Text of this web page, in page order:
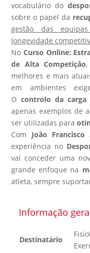
vocabulário do
sobre o papel da
gestão das
longevidade
NoCurso Online:
de Alta Competição,
melhores e mais
em ambientes
Ocontrolo da carga
apenas exemplos de
ser utilizadas para
Com João Francisco
experiência no
vai conceder uma
grande enfoque na
atleta, sempre
Informação
Destinatário